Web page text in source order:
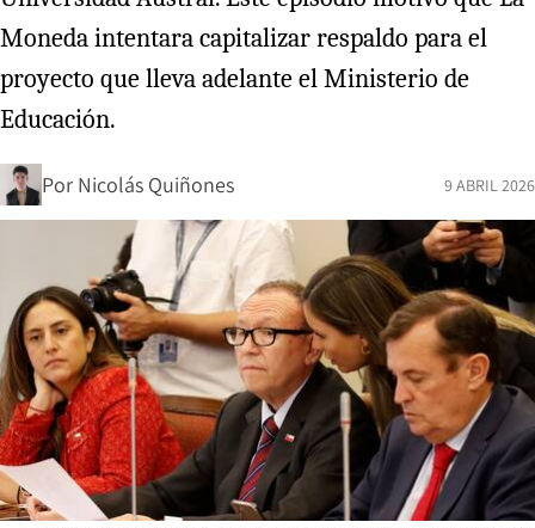
Moneda intentara capitalizar respaldo para el
proyecto que lleva adelante el Ministerio de
Educación.
Por Nicolás Quiñones 9 ABRIL 2026